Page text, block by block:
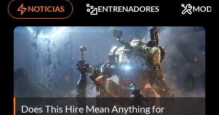
NOTICIAS ENTRENADORES MODS
Does This Hire Mean Anything for